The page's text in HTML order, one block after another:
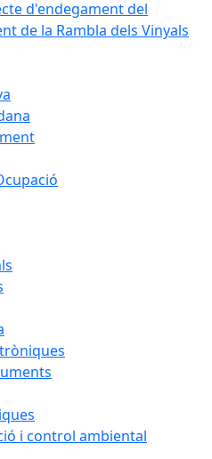
d'endegament del
de la Rambla dels Vinyals
i control ambiental